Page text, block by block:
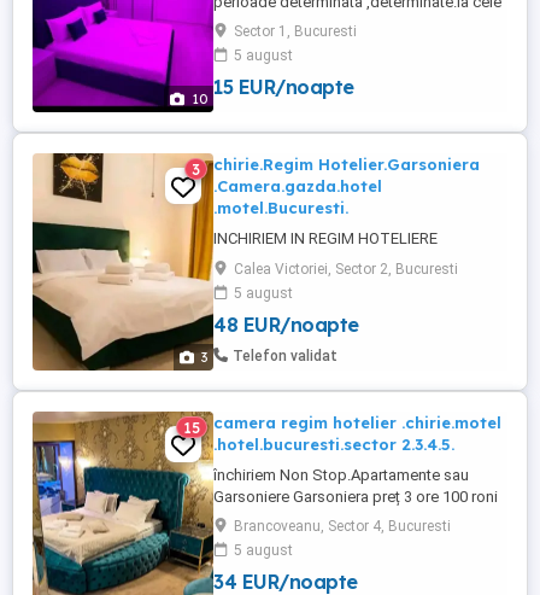
10
mai avantajoase preturi Garsoniera 3 Ore
80 roni 6 Ore 100 roni 24 Ore 140 roni
apartament Lux 2 dormitor + living 3 Ore
90 roni 6 ore 120 24 ore 170 roni
Sector 1, Bucuresti
5 august
15 EUR/noapte
3
3
chirie.Regim Hotelier.Garsoniera
.Camera.gazda.hotel
.motel.Bucuresti.
INCHIRIEM IN REGIM HOTELIERE
Calea Victoriei, Sector 2, Bucuresti
5 august
48 EUR/noapte
Telefon validat
15
camera regim hotelier .chirie.motel
.hotel.bucuresti.sector 2.3.4.5.
închiriem Non Stop.Apartamente sau
Garsoniere Garsoniera preț 3 ore 100 roni
6 ore 130 roni 24 ore 180 roni Apartament
3 ore 150 roni 6 ore 180 roni 24 ore 250
roni loc parcare gratuit .wifii .smarti
TV.cont netfix.
Brancoveanu, Sector 4, Bucuresti
5 august
34 EUR/noapte